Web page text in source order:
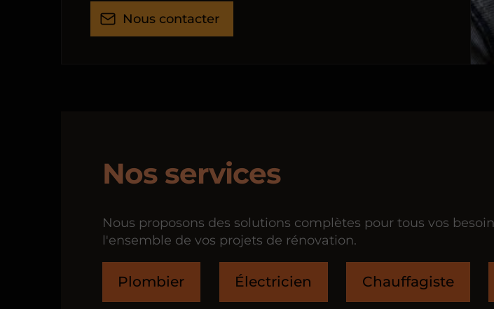
Nous contacter
Nos services
Nous proposons des solutions complètes pour tous vos
l'ensemble de vos projets de rénovation.
Plombier Électricien Chauffagiste